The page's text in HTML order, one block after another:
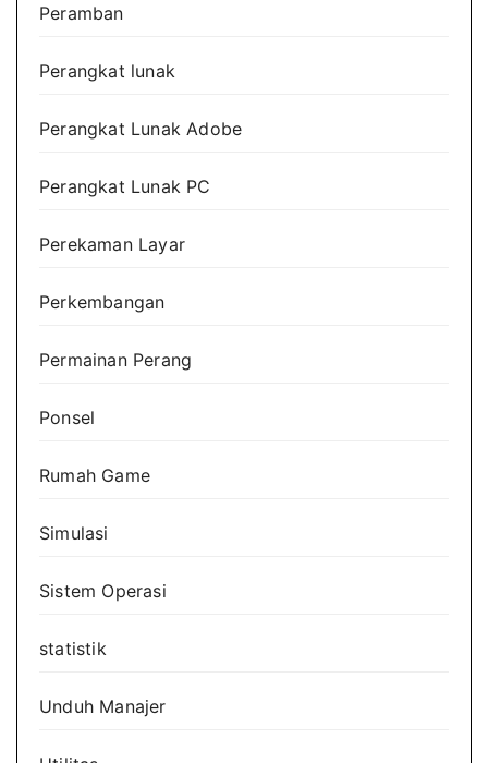
Peramban
Perangkat lunak
Perangkat Lunak Adobe
Perangkat Lunak PC
Perekaman Layar
Perkembangan
Permainan Perang
Ponsel
Rumah Game
Simulasi
Sistem Operasi
statistik
Unduh Manajer